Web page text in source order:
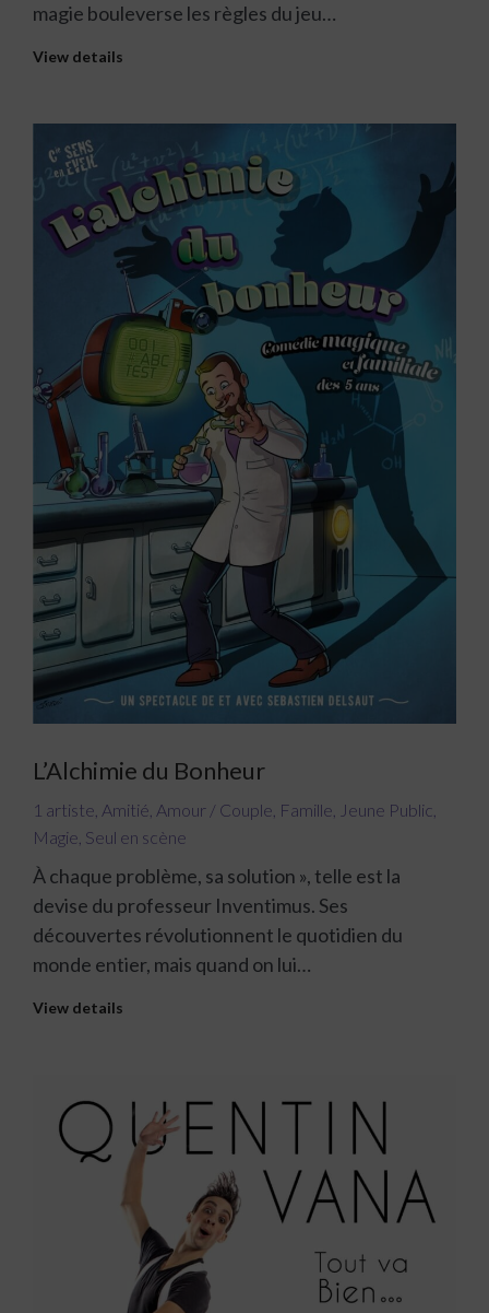
magie bouleverse les règles du jeu…
View details
L’Alchimie du Bonheur
1 artiste Amitié Amour / Couple Famille Jeune Public
Magie Seul en scène
À chaque problème, sa solution », telle est la
devise du professeur Inventimus. Ses
découvertes révolutionnent le quotidien du
monde entier, mais quand on lui…
View details